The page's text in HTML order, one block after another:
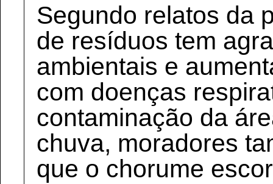
Segundo relatos da
de resíduos tem
ambientais e
com doenças
contaminação da
chuva, moradores
que o chorume